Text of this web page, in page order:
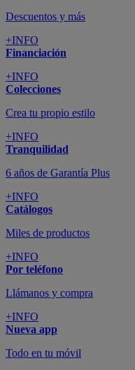
Descuentos y más
+INFO
Financiación
+INFO
Colecciones
Crea tu propio estilo
+INFO
Tranquilidad
6 años de Garantía Plus
+INFO
Catálogos
Miles de productos
+INFO
Por teléfono
Llámanos y compra
+INFO
Nueva app
Todo en tu móvil